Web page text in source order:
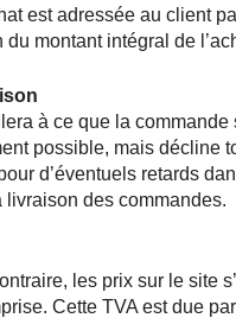
est adressée au client
montant intégral de
à ce que la commande
possible, mais décline
d’éventuels retards
livraison des commandes.
les prix sur le site
Cette TVA est due